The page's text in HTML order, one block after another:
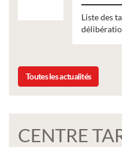
Liste des tarifs 2026
délibération du
Toutes les actualités
CENTRE